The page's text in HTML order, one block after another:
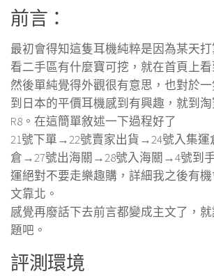
前言：
最初會得知這隻耳機純粹是因為某天打
看二手區有什麼寶可挖，就在首頁上看
然後單純覺得外觀很有意思，也對於
到日本的平價耳機感到有興趣，就到
R8。在這簡單敘述一下過程好了
21號下單→22號賣家出貨→24號入集
倉→27號出海關→28號入海關→4號到
運絕對不要走樂趣購，詳細我之後有
文靠北。
感覺再廢話下去前言都變成主文了，
題吧。
評測環境